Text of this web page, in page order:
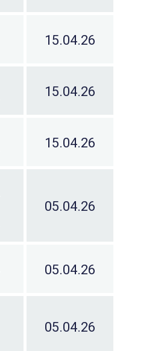
15.04.26
15.04.26
15.04.26
05.04.26
05.04.26
05.04.26